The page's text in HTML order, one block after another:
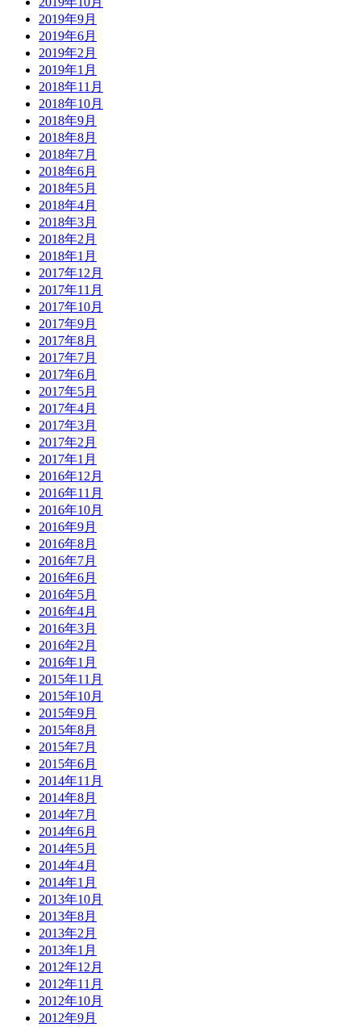
2019年9月
2019年6月
2019年2月
2019年1月
2018年11月
2018年10月
2018年9月
2018年8月
2018年7月
2018年6月
2018年5月
2018年4月
2018年3月
2018年2月
2018年1月
2017年12月
2017年11月
2017年10月
2017年9月
2017年8月
2017年7月
2017年6月
2017年5月
2017年4月
2017年3月
2017年2月
2017年1月
2016年12月
2016年11月
2016年10月
2016年9月
2016年8月
2016年7月
2016年6月
2016年5月
2016年4月
2016年3月
2016年2月
2016年1月
2015年11月
2015年10月
2015年9月
2015年8月
2015年7月
2015年6月
2014年11月
2014年8月
2014年7月
2014年6月
2014年5月
2014年4月
2014年1月
2013年10月
2013年8月
2013年2月
2013年1月
2012年12月
2012年11月
2012年10月
2012年9月